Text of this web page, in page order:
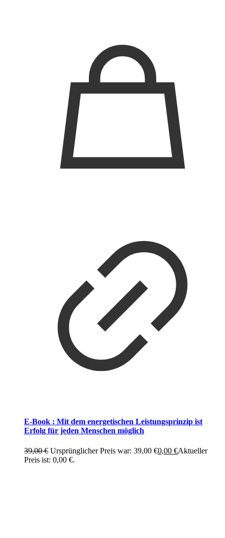
E-Book : Mit dem energetischen Leistungsprinzip ist
Erfolg für jeden Menschen möglich
39,00€ Ursprünglicher Preis war: 39,00 €0,00 €Aktueller
Preis ist: 0,00 €.